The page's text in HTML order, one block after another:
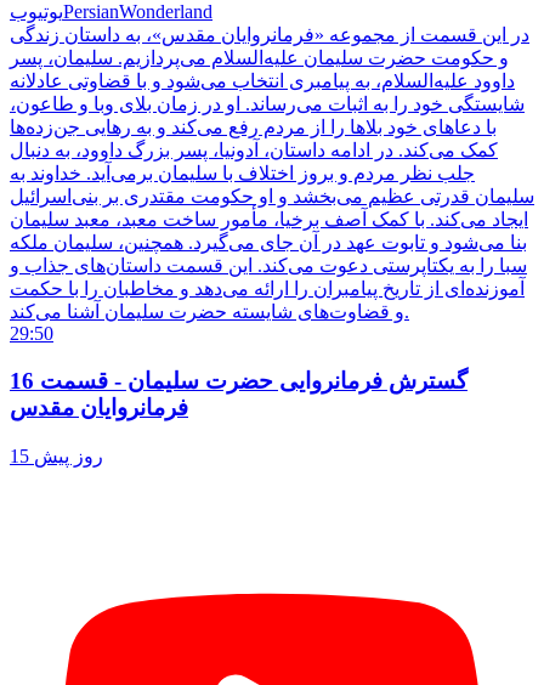
یوتیوبPersianWonderland
در این قسمت از مجموعه «فرمانروایان مقدس»، به داستان زندگی
و حکومت حضرت سلیمان علیه‌السلام می‌پردازیم. سلیمان، پسر
داوود علیه‌السلام، به پیامبری انتخاب می‌شود و با قضاوتی عادلانه
شایستگی خود را به اثبات می‌رساند. او در زمان بلای وبا و طاعون،
با دعاهای خود بلاها را از مردم رفع می‌کند و به رهایی جن‌زده‌ها
کمک می‌کند. در ادامه داستان، آدونیا، پسر بزرگ داوود، به دنبال
جلب نظر مردم و بروز اختلاف با سلیمان برمی‌آید. خداوند به
سلیمان قدرتی عظیم می‌بخشد و او حکومت مقتدری بر بنی‌اسرائیل
ایجاد می‌کند. با کمک آصف برخیا، مأمور ساخت معبد، معبد سلیمان
بنا می‌شود و تابوت عهد در آن جای می‌گیرد. همچنین، سلیمان ملکه
سبا را به یکتاپرستی دعوت می‌کند. این قسمت داستان‌های جذاب و
آموزنده‌ای از تاریخ پیامبران را ارائه می‌دهد و مخاطبان را با حکمت
و قضاوت‌های شایسته حضرت سلیمان آشنا می‌کند.
29:50
گسترش فرمانروایی حضرت سلیمان - قسمت 16
فرمانروایان مقدس
15 روز پیش